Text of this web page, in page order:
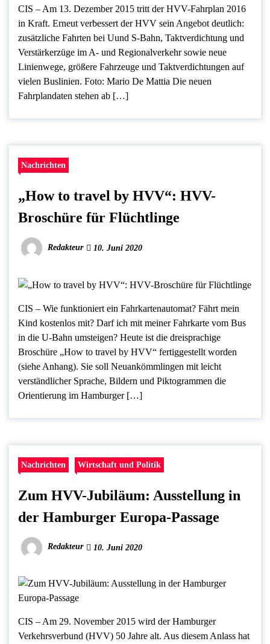
CIS – Am 13. Dezember 2015 tritt der HVV-Fahrplan 2016
in Kraft. Erneut verbessert der HVV sein Angebot deutlich:
zusätzliche Fahrten bei Uund S-Bahn, Taktverdichtung und
Verstärkerzüge im A- und Regionalverkehr sowie neue
Linienwege, größere Fahrzeuge und Taktverdichtungen auf
vielen Buslinien. Foto: Mario De Mattia Die neuen
Fahrplandaten stehen ab […]
Nachrichten
„How to travel by HVV“: HVV-
Broschüre für Flüchtlinge
Redakteur 10. Juni 2020
CIS – Wie funktioniert ein Fahrkartenautomat? Fährt mein
Kind kostenlos mit? Darf ich mit meiner Fahrkarte vom Bus
in die U-Bahn umsteigen? Heute ist die dreisprachige
Broschüre „How to travel by HVV“ fertiggestellt worden
(siehe Anhang). Sie soll Neuankömmlingen mit leicht
verständlicher Sprache, Bildern und Piktogrammen die
Orientierung im Hamburger […]
Nachrichten Wirtschaft und Politik
Zum HVV-Jubiläum: Ausstellung in
der Hamburger Europa-Passage
Redakteur 10. Juni 2020
CIS – Am 29. November 2015 wird der Hamburger
Verkehrsverbund (HVV) 50 Jahre alt. Aus diesem Anlass hat